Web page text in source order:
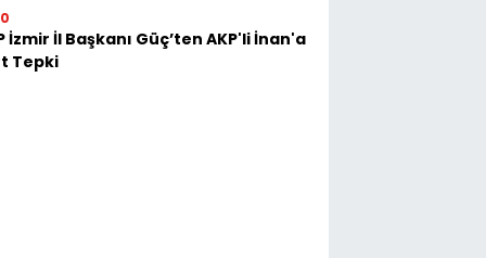
İzmir İl Başkanı Güç’ten AKP'li İnan'a
Tepki